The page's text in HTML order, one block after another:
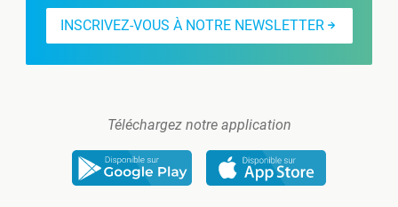
INSCRIVEZ-VOUS À NOTRE NEWSLETTER
Téléchargez notre application